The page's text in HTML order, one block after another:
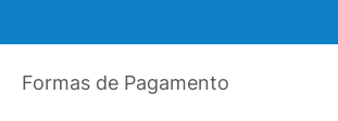
Formas de Pagamento